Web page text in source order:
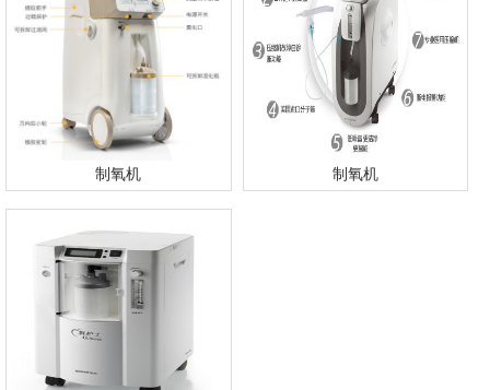
制氧机 制氧机